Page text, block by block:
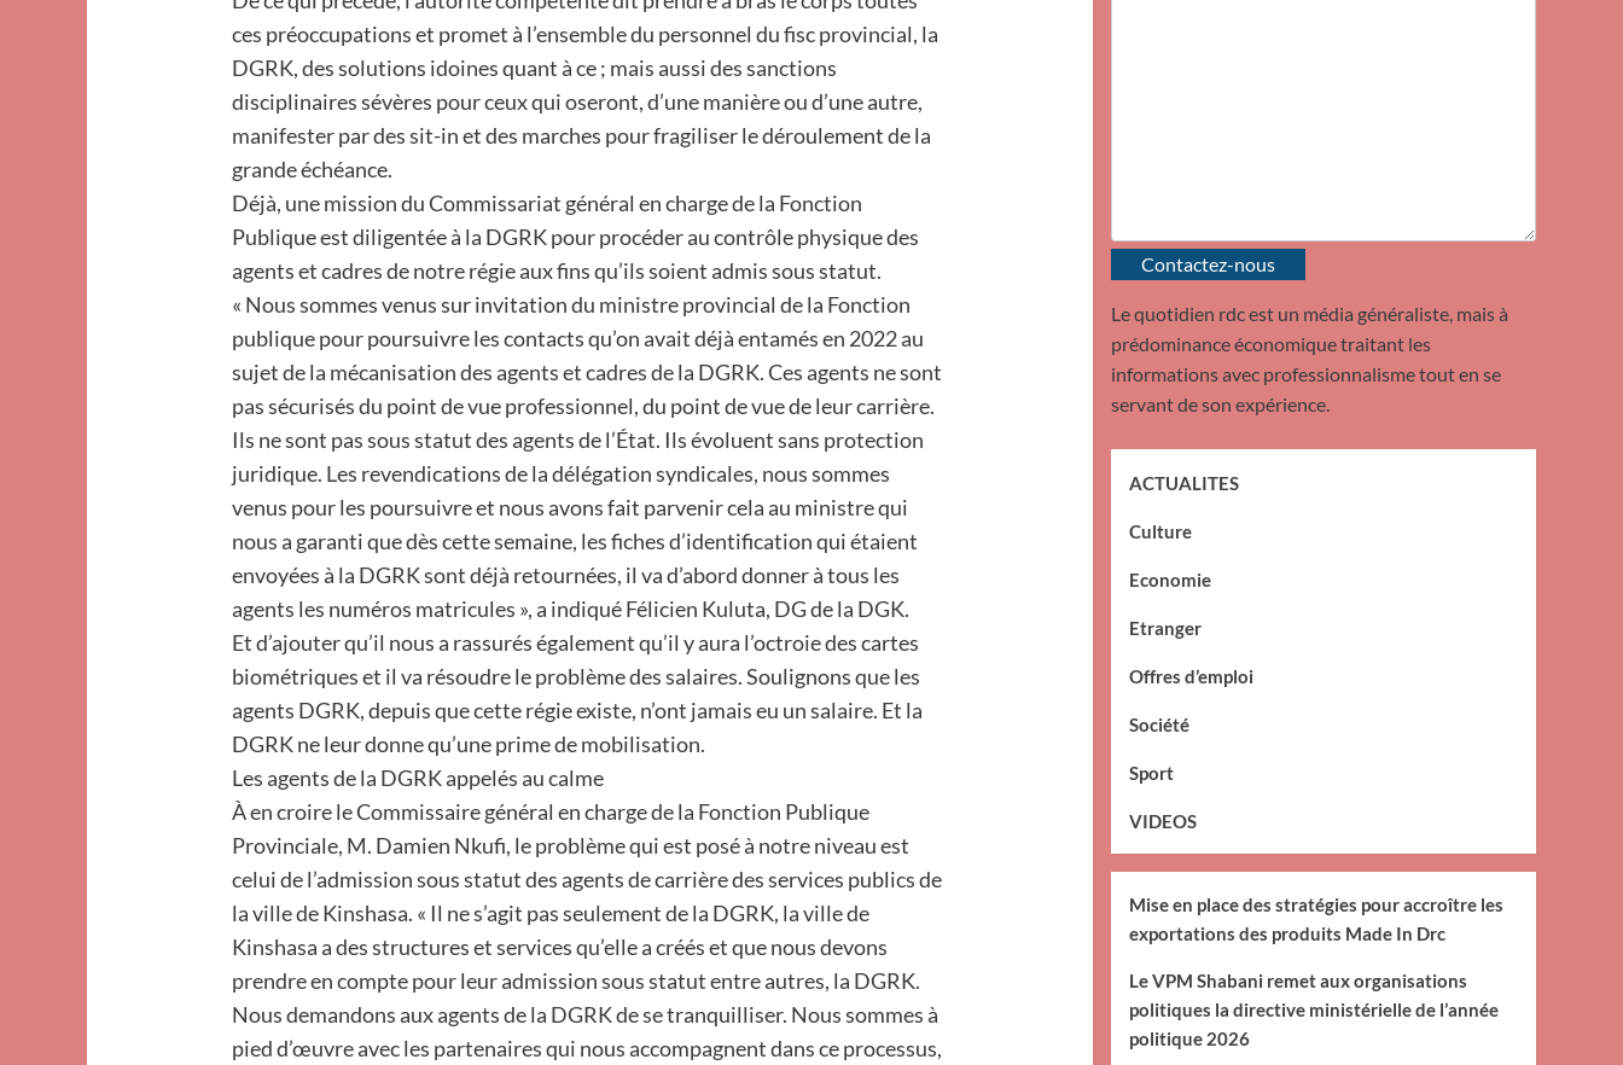
ces préoccupations et promet à l’ensemble du personnel du fisc provincial, la
DGRK, des solutions idoines quant à ce ; mais aussi des sanctions
disciplinaires sévères pour ceux qui oseront, d’une manière ou d’une autre,
manifester par des sit-in et des marches pour fragiliser le déroulement de la
grande échéance.
Déjà, une mission du Commissariat général en charge de la Fonction
Publique est diligentée à la DGRK pour procéder au contrôle physique des
agents et cadres de notre régie aux fins qu’ils soient admis sous statut.
« Nous sommes venus sur invitation du ministre provincial de la Fonction
publique pour poursuivre les contacts qu’on avait déjà entamés en 2022 au
sujet de la mécanisation des agents et cadres de la DGRK. Ces agents ne sont
pas sécurisés du point de vue professionnel, du point de vue de leur carrière.
Ils ne sont pas sous statut des agents de l’État. Ils évoluent sans protection
juridique. Les revendications de la délégation syndicales, nous sommes
venus pour les poursuivre et nous avons fait parvenir cela au ministre qui
nous a garanti que dès cette semaine, les fiches d’identification qui étaient
envoyées à la DGRK sont déjà retournées, il va d’abord donner à tous les
agents les numéros matricules », a indiqué Félicien Kuluta, DG de la DGK.
Et d’ajouter qu’il nous a rassurés également qu’il y aura l’octroie des cartes
biométriques et il va résoudre le problème des salaires. Soulignons que les
agents DGRK, depuis que cette régie existe, n’ont jamais eu un salaire. Et la
DGRK ne leur donne qu’une prime de mobilisation.
Les agents de la DGRK appelés au calme
À en croire le Commissaire général en charge de la Fonction Publique
Provinciale, M. Damien Nkufi, le problème qui est posé à notre niveau est
celui de l’admission sous statut des agents de carrière des services publics de
la ville de Kinshasa. « Il ne s’agit pas seulement de la DGRK, la ville de
Kinshasa a des structures et services qu’elle a créés et que nous devons
prendre en compte pour leur admission sous statut entre autres, la DGRK.
Nous demandons aux agents de la DGRK de se tranquilliser. Nous sommes à
pied d’œuvre avec les partenaires qui nous accompagnent dans ce processus,
Contactez-nous
Le quotidien rdc est un média généraliste, mais à
prédominance économique traitant les
informations avec professionnalisme tout en se
servant de son expérience.
ACTUALITES
Culture
Economie
Etranger
Offres d’emploi
Société
Sport
VIDEOS
Mise en place des stratégies pour accroître les
exportations des produits Made In Drc
Le VPM Shabani remet aux organisations
politiques la directive ministérielle de l’année
politique 2026